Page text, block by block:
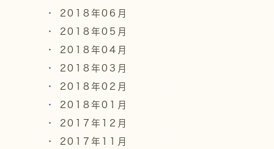
2018年06月
2018年05月
2018年04月
2018年03月
2018年02月
2018年01月
2017年12月
2017年11月